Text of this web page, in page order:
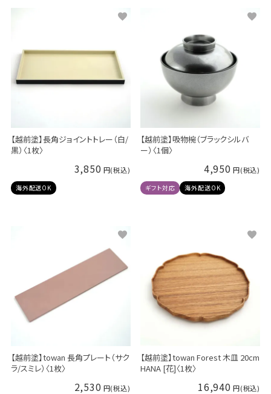
【越前塗】長角ジョイントトレー（白/
黒）〈1枚〉
3,850
海外配送OK
【越前塗】吸物椀（ブラックシルバ
ー）〈1個〉
4,950
ギフト対応 海外配送OK
【越前塗】towan 長角プレート（サク
ラ/スミレ）〈1枚〉
2,530
【越前塗】towan Forest 木皿 20cm
HANA [花]〈1枚〉
16,940